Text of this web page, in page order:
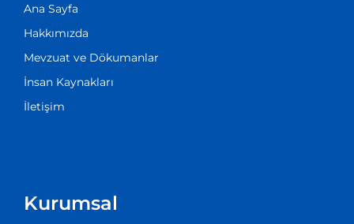
Ana Sayfa
Hakkımızda
Mevzuat ve Dökumanlar
İnsan Kaynakları
İletişim
Kurumsal